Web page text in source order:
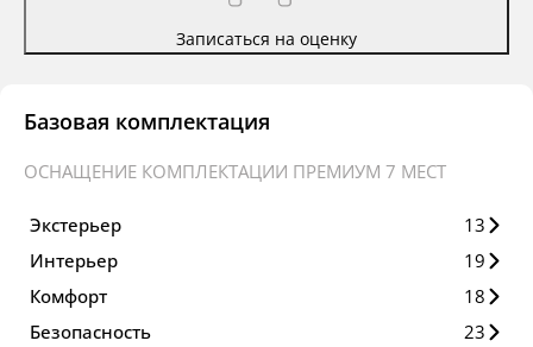
Записаться на оценку
Базовая комплектация
ОСНАЩЕНИЕ КОМПЛЕКТАЦИИ ПРЕМИУМ 7 МЕСТ
Экстерьер
13
Интерьер
19
Комфорт
18
Безопасность
23